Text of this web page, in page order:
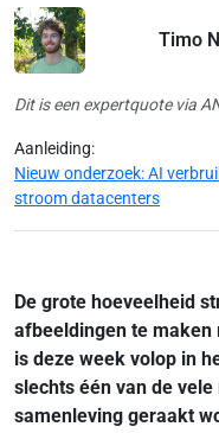
Timo
Dit is een expertquote via
Aanleiding:
Nieuw onderzoek: AI
stroom datacenters
De grote hoeveelheid
afbeeldingen te
is deze week volop in
slechts één van de
samenleving geraakt